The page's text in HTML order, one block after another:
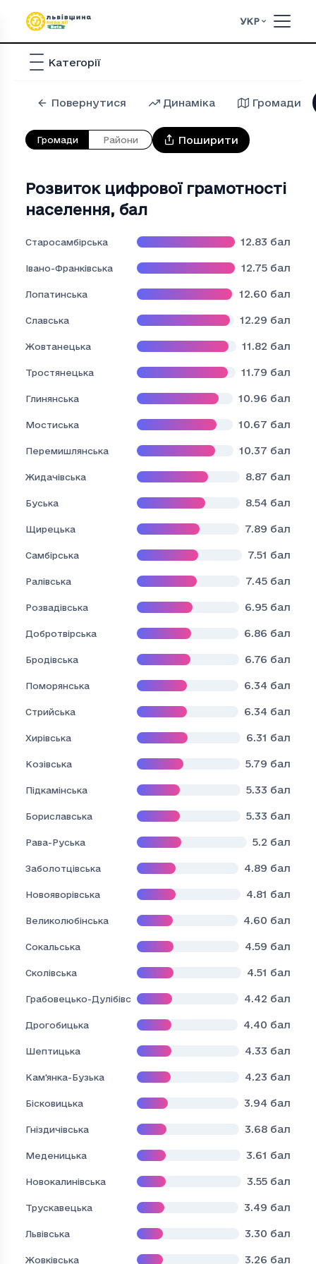
УКР
Категорії
Повернутися Динаміка Громади
Громади Райони Поширити
Розвиток цифрової грамотності
населення, бал
Старосамбірська 12.83 бал
Івано-Франківська 12.75 бал
Лопатинська 12.60 бал
Славська 12.29 бал
Жовтанецька 11.82 бал
Тростянецька 11.79 бал
Глинянська 10.96 бал
Мостиська 10.67 бал
Перемишлянська 10.37 бал
Жидачівська 8.87 бал
Буська 8.54 бал
Щирецька 7.89 бал
Самбірська 7.51 бал
Ралівська 7.45 бал
Розвадівська 6.95 бал
Добротвірська 6.86 бал
Бродівська 6.76 бал
Поморянська 6.34 бал
Стрийська 6.34 бал
Хирівська 6.31 бал
Козівська 5.79 бал
Підкамінська 5.33 бал
Бориславська 5.33 бал
Рава-Руська 5.2 бал
Заболотцівська 4.89 бал
Новояворівська 4.81 бал
Великолюбінська 4.60 бал
Сокальська 4.59 бал
Сколівська 4.51 бал
Грабовецько-Дулібівська 4.42 бал
Дрогобицька 4.40 бал
Шептицька 4.33 бал
Кам'янка-Бузька 4.23 бал
Бісковицька 3.94 бал
Гніздичівська 3.68 бал
Меденицька 3.61 бал
Новокалинівська 3.55 бал
Трускавецька 3.49 бал
Львівська 3.30 бал
Жовківська 3.26 бал